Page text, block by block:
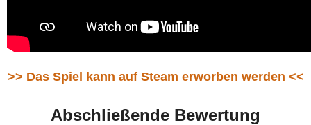
>> Das Spiel kann auf Steam erworben werden <<
Abschließende Bewertung